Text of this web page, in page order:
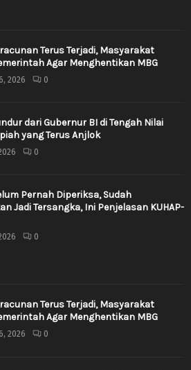
Terus Terjadi, Masyarakat
Agar Menghentikan MBG
2026 0
dari Gubernur BI di Tengah Nilai
yang Terus Anjlok
0
Pernah Diperiksa, Sudah
Jadi Tersangka, Ini Penjelasan KUHAP-
0
Terus Terjadi, Masyarakat
Agar Menghentikan MBG
2026 0